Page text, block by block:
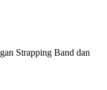
Strapping Band dan